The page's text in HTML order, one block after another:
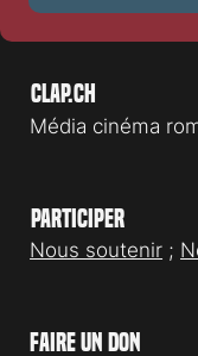
Clap.ch
Média cinéma
Participer
Nous soutenir ;
faire un don